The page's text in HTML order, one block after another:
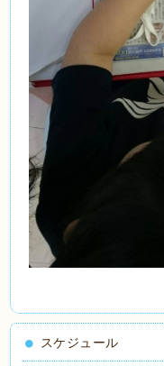
スケジュール